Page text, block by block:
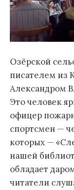
Озёрской
писателем из
Александром
Это человек
офицер
спортсмен —
которых —
нашей
обладает
читатели